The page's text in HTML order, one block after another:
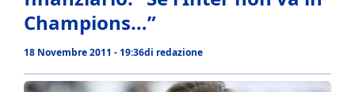
Champions…”
18 Novembre 2011 - 19:36di redazione